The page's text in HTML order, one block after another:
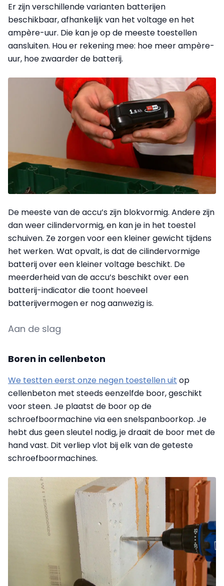
Er zijn verschillende varianten batterijen
beschikbaar, afhankelijk van het voltage en het
ampère-uur. Die kan je op de meeste toestellen
aansluiten. Hou er rekening mee: hoe meer ampère-
uur, hoe zwaarder de batterij.
De meeste van de accu’s zijn blokvormig. Andere zijn
dan weer cilindervormig, en kan je in het toestel
schuiven. Ze zorgen voor een kleiner gewicht tijdens
het werken. Wat opvalt, is dat de cilindervormige
batterij over een kleiner voltage beschikt. De
meerderheid van de accu’s beschikt over een
batterij-indicator die toont hoeveel
batterijvermogen er nog aanwezig is.
Aan de slag
Boren in cellenbeton
We testten eerst onze negen toestellen uit op
cellenbeton met steeds eenzelfde boor, geschikt
voor steen. Je plaatst de boor op de
schroefboormachine via een snelspanboorkop. Je
hebt dus geen sleutel nodig, je draait de boor met de
hand vast. Dit verliep vlot bij elk van de geteste
schroefboormachines.